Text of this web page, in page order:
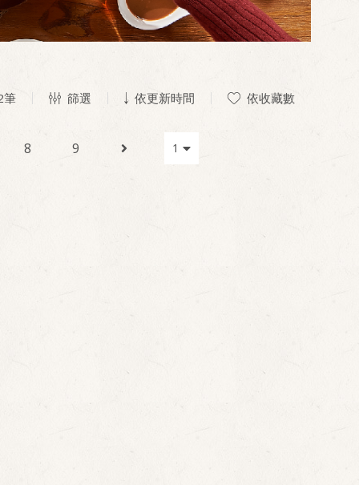
筆 篩選 依更新時間 依收藏數
8 9